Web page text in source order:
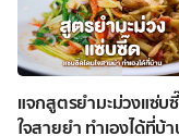
แจกสูตรยำมะม่วงแซ่บ
ใจสายยำ ทำเองได้ที่บ้